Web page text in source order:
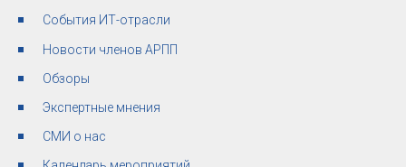
События ИТ-отрасли
Новости членов АРПП
Обзоры
Экспертные мнения
СМИ о нас